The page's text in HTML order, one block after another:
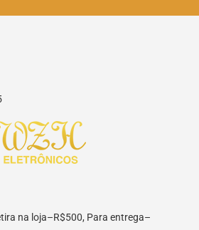
na loja–R$500, Para entrega–